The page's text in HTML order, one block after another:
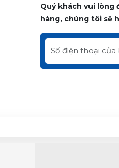
Quý khách vui lòng
hàng, chúng tôi sẽ